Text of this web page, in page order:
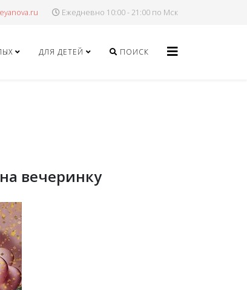
Ежедневно 10:00 - 21:00 по Мск
ДЛЯ ДЕТЕЙ ПОИСК
вечеринку